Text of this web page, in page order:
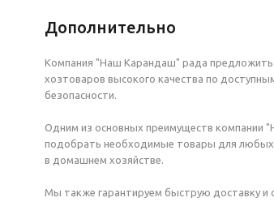
Дополнительно
Компания "Наш Карандаш" рада предложить
хозтоваров высокого качества по
безопасности.
Одним из основных преимуществ компании
подобрать необходимые товары для любых
в домашнем хозяйстве.
Мы также гарантируем быструю доставку и